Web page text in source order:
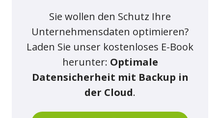
Sie wollen den Schutz Ihre
Unternehmensdaten optimieren?
Laden Sie unser kostenloses E-Book
herunter: Optimale
Datensicherheit mit Backup in
der Cloud.